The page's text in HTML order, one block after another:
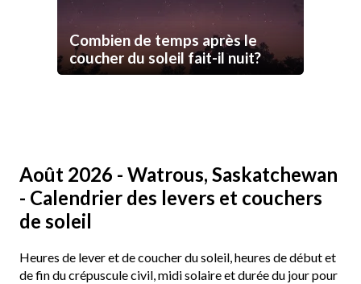
Combien de temps après le
coucher du soleil fait-il nuit?
Août 2026 - Watrous, Saskatchewan
- Calendrier des levers et couchers
de soleil
Heures de lever et de coucher du soleil, heures de début et
de fin du crépuscule civil, midi solaire et durée du jour pour